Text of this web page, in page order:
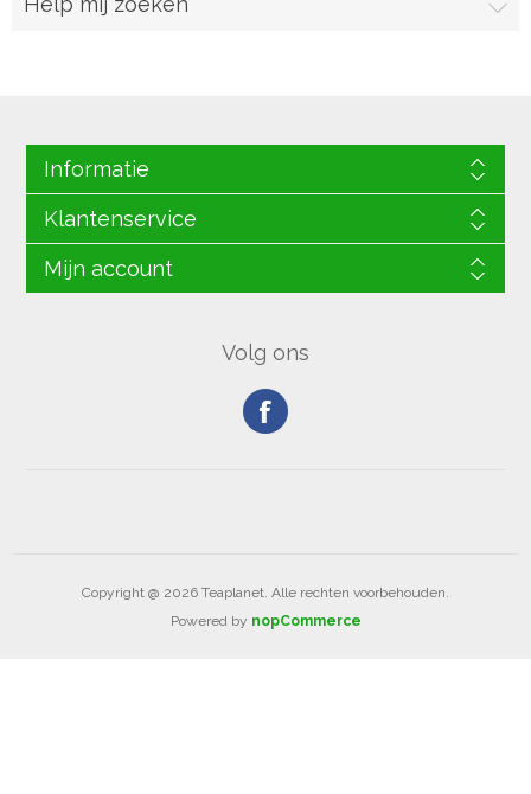
Informatie
Klantenservice
Mijn account
Volg ons
Copyright @ 2026 Teaplanet. Alle rechten voorbehouden.
Powered by nopCommerce